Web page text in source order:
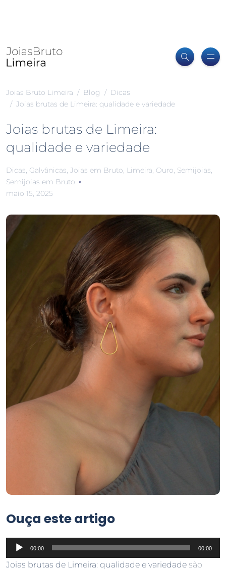
Joias Bruto Limeira Blog
Dicas
Joias brutas de Limeira: qualidade e variedade
Joias brutas de Limeira:
qualidade e variedade
Dicas, Galvânicas, Joias em Bruto, Limeira, Ouro, Semijoias,
Semijoias em Bruto
maio 15, 2025
Ouça este artigo
Tocador
de
00:00 00:00
Joias brutas de Limeira: qualidade e variedade são